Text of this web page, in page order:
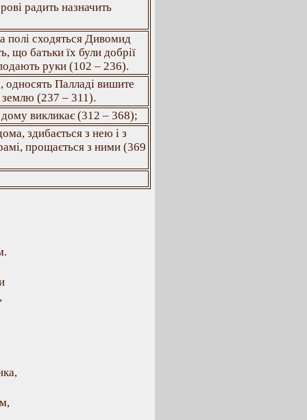
радить назначить
полі сходяться Дивомид
що батьки їх були добрії
руки (102 – 236).
односять Палладі вишите
землю (237 – 311).
викликає (312 – 368);
здибається з нею і з
прощається з ними (369